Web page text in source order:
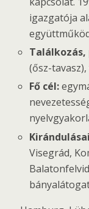
igazgatója
(ősz-
Fő cél:
Visegrád,